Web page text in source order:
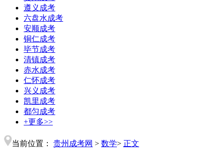
遵义成考
六盘水成考
安顺成考
铜仁成考
毕节成考
清镇成考
赤水成考
仁怀成考
兴义成考
凯里成考
都匀成考
+更多>>
当前位置： 贵州成考网 > 数学> 正文